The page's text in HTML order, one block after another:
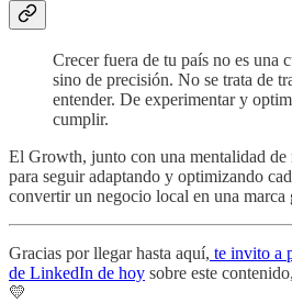
Crecer fuera de tu país no es una
sino de precisión. No se trata de
entender. De experimentar y
cumplir.
El Growth, junto con una mentalidad de
para seguir adaptando y optimizando
convertir un negocio local en una marca
Gracias por llegar hasta aquí, te invito a
de LinkedIn de hoy sobre este
💛